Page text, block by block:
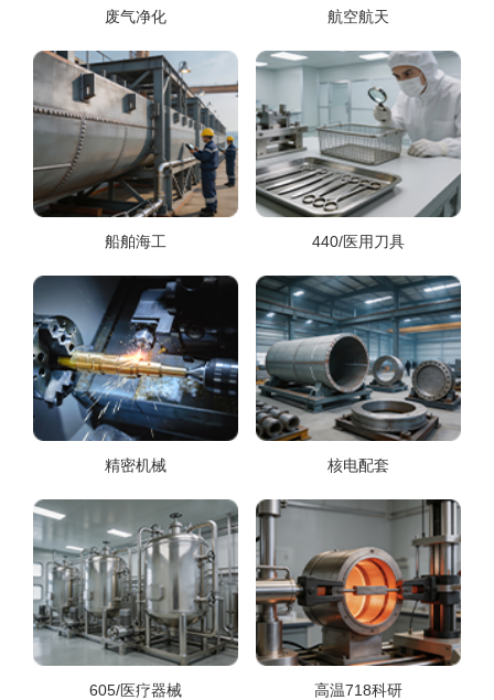
废气净化 航空航天
船舶海工 440/医用刀具
精密机械 核电配套
605/医疗器械 高温718科研